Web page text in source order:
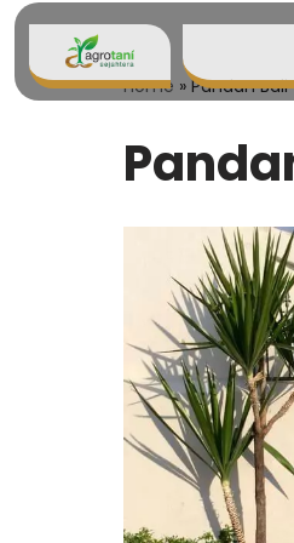
Lompat
ke
Home »Pandan Bali